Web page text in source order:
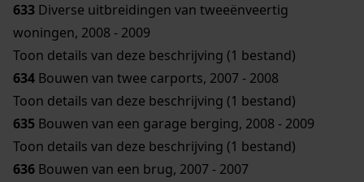
633 Diverse uitbreidingen van tweeënveertig
woningen, 2008 - 2009
Toon details van deze beschrijving (1 bestand)
634 Bouwen van twee carports, 2007 - 2008
Toon details van deze beschrijving (1 bestand)
635 Bouwen van een garage berging, 2008 - 2009
Toon details van deze beschrijving (1 bestand)
636 Bouwen van een brug, 2007 - 2007